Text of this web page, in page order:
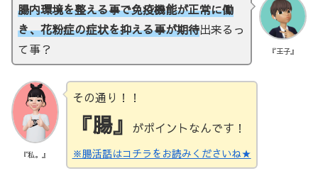
『王子』
腸内環境を整える事で免疫機能が正常に働
き、花粉症の症状を抑える事が期待出来るっ
て事？
『私。』
その通り！！
『腸』 がポイントなんです！
※腸活話はコチラをお読みくださいね★